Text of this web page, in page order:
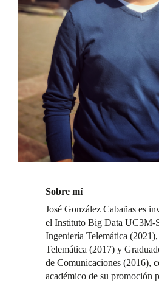
Sobre mí
José González Cabañas es
el Instituto Big Data UC3M-
Ingeniería Telemática
Telemática (2017) y
de Comunicaciones (2016),
académico de su promoción